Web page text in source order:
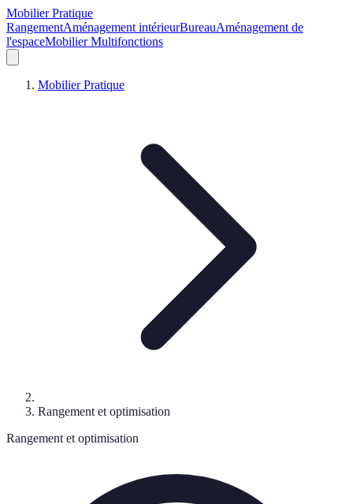
Mobilier Pratique
RangementAménagement intérieurBureauAménagement de
l'espaceMobilier Multifonctions
Mobilier Pratique
Rangement et optimisation
Rangement et optimisation